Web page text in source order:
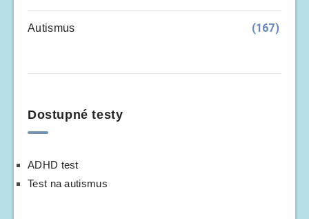
Autismus (167)
Dostupné testy
ADHD test
Test na autismus